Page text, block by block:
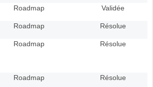
Roadmap Validée
Roadmap Résolue
Roadmap Résolue
Roadmap Résolue